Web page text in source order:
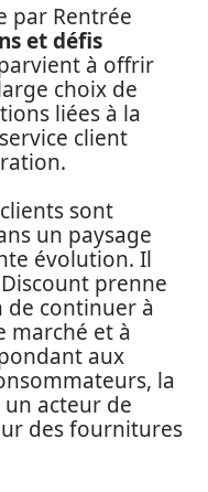
par Rentrée
et défis
à offrir
choix de
liées à la
client
sont
un paysage
évolution. Il
prenne
de continuer à
marché et à
aux
la
acteur de
des fournitures